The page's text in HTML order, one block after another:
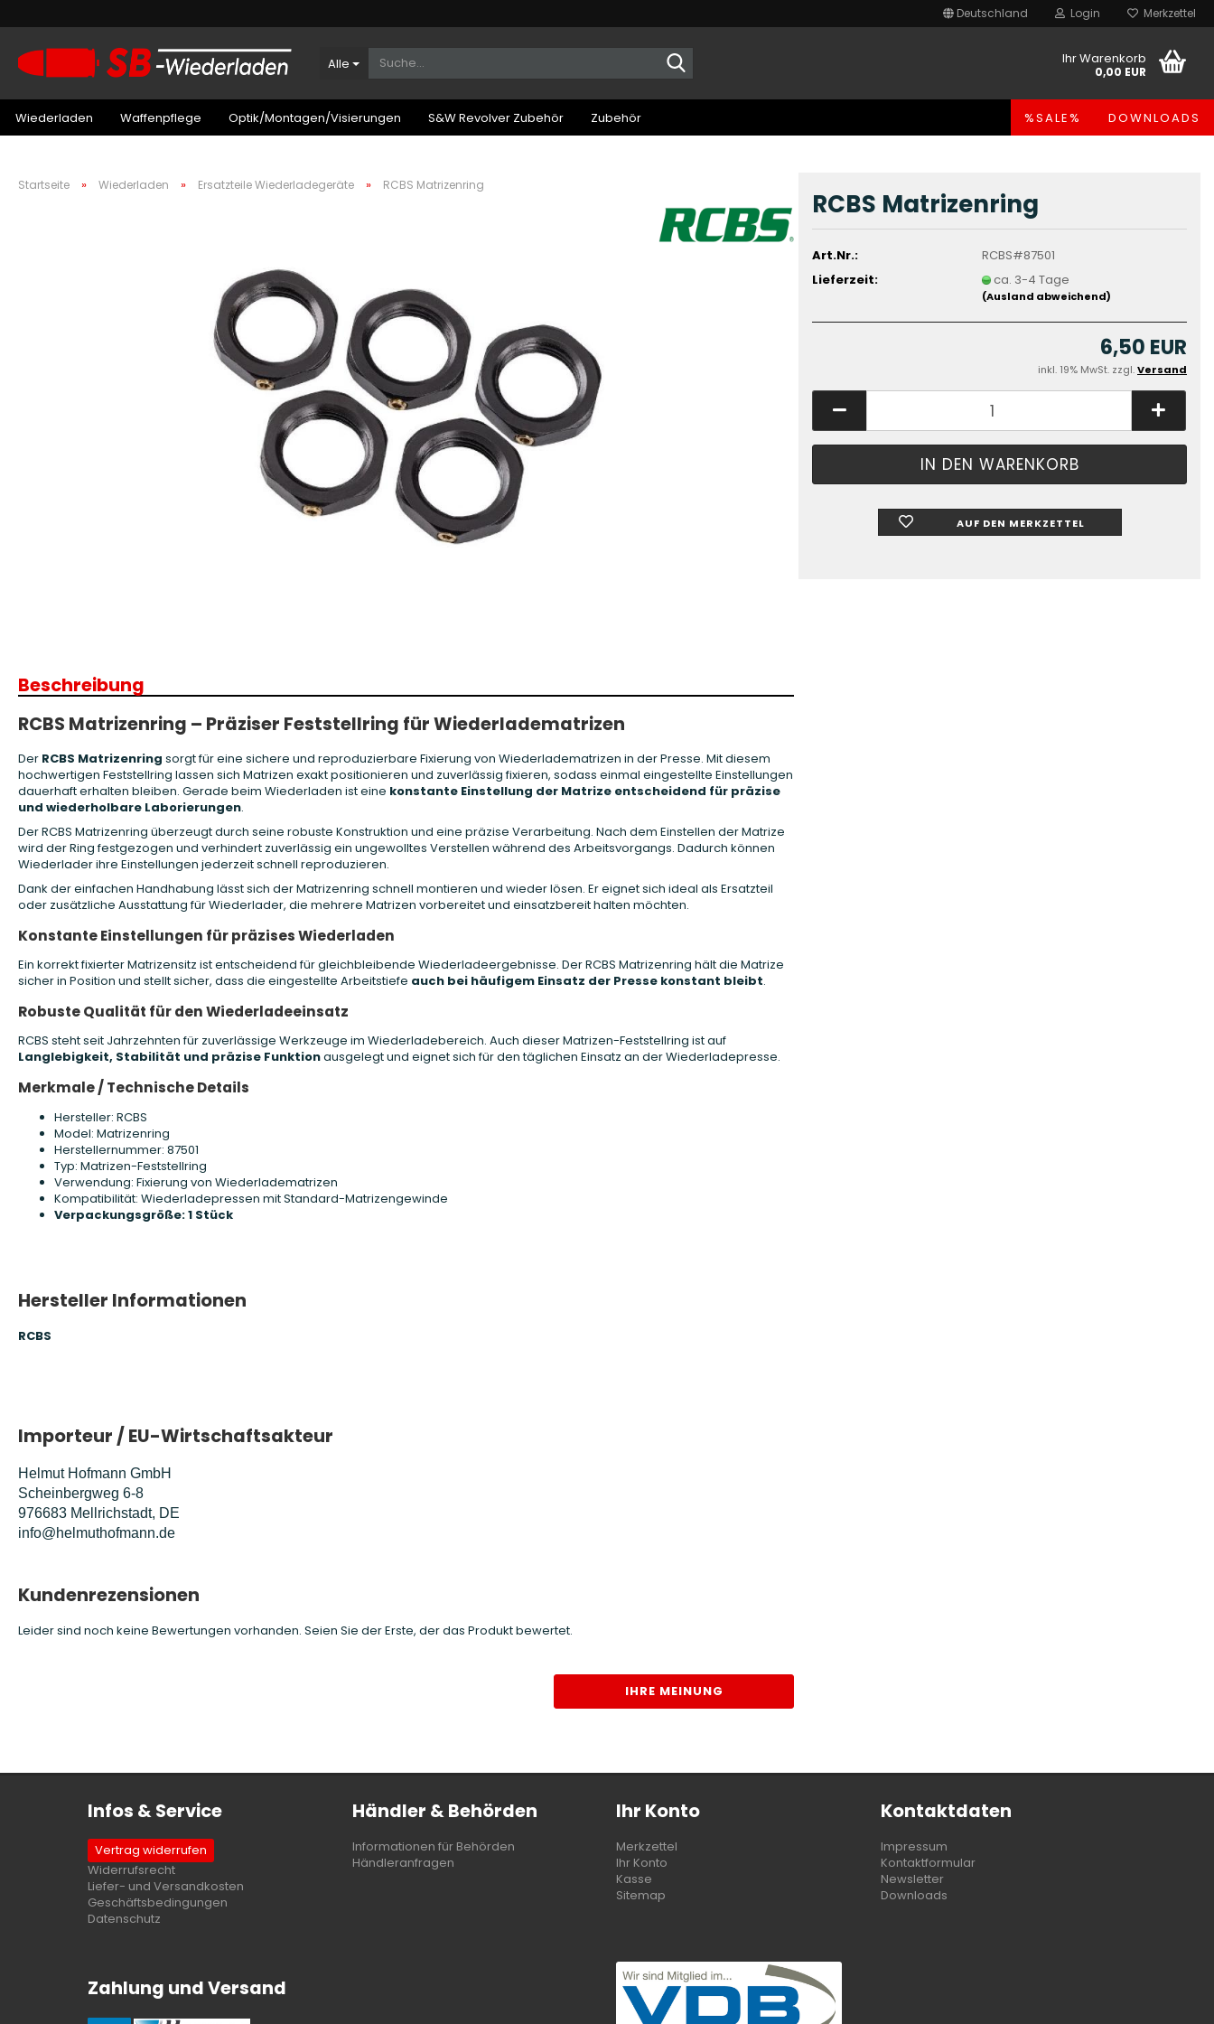
Deutschland Login Merkzettel
Alle
Suche... Ihr Warenkorb
0,00 EUR
Wiederladen
Ladepressen
Uniqutek Dillon Zubehör
Waffenpflege Optik/Montagen/Visierungen S&W Revolver Zubehör Zubehör %SALE% DOWNLOADS
Startseite » Wiederladen » Ersatzteile Wiederladegeräte » RCBS Matrizenring
RCBS Matrizenring
Art.Nr.:
RCBS#87501
Lieferzeit:
ca. 3-4 Tage
(Ausland abweichend)
6,50 EUR
inkl. 19% MwSt. zzgl.Versand
AUF DEN MERKZETTEL
Beschreibung
RCBS Matrizenring – Präziser Feststellring für Wiederladematrizen
Der RCBS Matrizenring sorgt für eine sichere und reproduzierbare Fixierung von Wiederladematrizen in der Presse. Mit diesem
hochwertigen Feststellring lassen sich Matrizen exakt positionieren und zuverlässig fixieren, sodass einmal eingestellte Einstellungen
dauerhaft erhalten bleiben. Gerade beim Wiederladen ist eine konstante Einstellung der Matrize entscheidend für präzise
und wiederholbare Laborierungen.
Der RCBS Matrizenring überzeugt durch seine robuste Konstruktion und eine präzise Verarbeitung. Nach dem Einstellen der Matrize
wird der Ring festgezogen und verhindert zuverlässig ein ungewolltes Verstellen während des Arbeitsvorgangs. Dadurch können
Wiederlader ihre Einstellungen jederzeit schnell reproduzieren.
Dank der einfachen Handhabung lässt sich der Matrizenring schnell montieren und wieder lösen. Er eignet sich ideal als Ersatzteil
oder zusätzliche Ausstattung für Wiederlader, die mehrere Matrizen vorbereitet und einsatzbereit halten möchten.
Konstante Einstellungen für präzises Wiederladen
Ein korrekt fixierter Matrizensitz ist entscheidend für gleichbleibende Wiederladeergebnisse. Der RCBS Matrizenring hält die Matrize
sicher in Position und stellt sicher, dass die eingestellte Arbeitstiefe auch bei häufigem Einsatz der Presse konstant bleibt.
Robuste Qualität für den Wiederladeeinsatz
RCBS steht seit Jahrzehnten für zuverlässige Werkzeuge im Wiederladebereich. Auch dieser Matrizen-Feststellring ist auf
Langlebigkeit, Stabilität und präzise Funktionausgelegt und eignet sich für den täglichen Einsatz an der Wiederladepresse.
Merkmale / Technische Details
Hersteller: RCBS
Model: Matrizenring
Herstellernummer: 87501
Typ: Matrizen-Feststellring
Verwendung: Fixierung von Wiederladematrizen
Kompatibilität: Wiederladepressen mit Standard-Matrizengewinde
Verpackungsgröße: 1 Stück
Hersteller Informationen
RCBS
Importeur / EU-Wirtschaftsakteur
Helmut Hofmann GmbH
Scheinbergweg 6-8
976683 Mellrichstadt, DE
info@helmuthofmann.de
Kundenrezensionen
Leider sind noch keine Bewertungen vorhanden. Seien Sie der Erste, der das Produkt bewertet.
IHRE MEINUNG
Infos & Service
Vertrag widerrufen
Widerrufsrecht
Liefer- und Versandkosten
Geschäftsbedingungen
Datenschutz
Händler & Behörden
Informationen für Behörden
Händleranfragen
Ihr Konto
Merkzettel
Ihr Konto
Kasse
Sitemap
Kontaktdaten
Impressum
Kontaktformular
Newsletter
Downloads
Zahlung und Versand